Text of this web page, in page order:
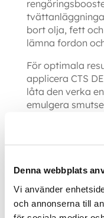
Denna webbplats
Vi använder
och annonserna till
bort olja, fett
lämna fordon
För optimala
applicera CTS
låta den verka
emulgera
CTS
Ytterligare information